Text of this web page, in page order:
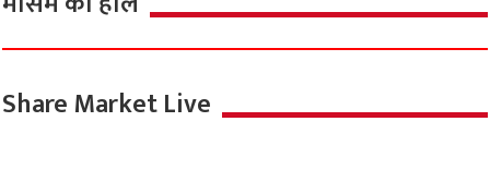
Share Market Live